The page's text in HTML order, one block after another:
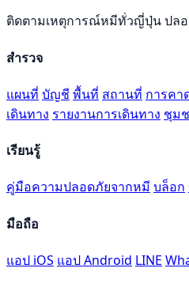
ติดตามเหตุการณ์หมีทั่วญี่ปุ่น ปลอ
สำรวจ
แผนที่ บัญชี พื้นที่ สถานที่ การค
เดินทาง รายงานการเดินทาง ชุม
เรียนรู้
คู่มือความปลอดภัยจากหมี บล็อก
มือถือ
แอป iOS แอป Android LINE